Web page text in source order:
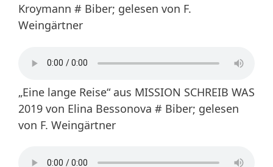
Kroymann # Biber; gelesen von F.
Weingärtner
„Eine lange Reise“ aus MISSION SCHREIB WAS
2019 von Elina Bessonova # Biber; gelesen
von F. Weingärtner